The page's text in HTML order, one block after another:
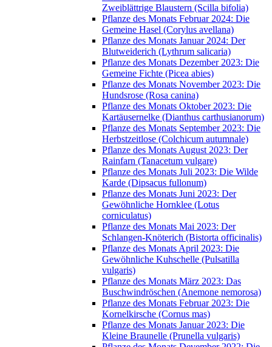
Zweiblättrige Blaustern (Scilla bifolia)
Pflanze des Monats Februar 2024: Die
Gemeine Hasel (Corylus avellana)
Pflanze des Monats Januar 2024: Der
Blutweiderich (Lythrum salicaria)
Pflanze des Monats Dezember 2023: Die
Gemeine Fichte (Picea abies)
Pflanze des Monats November 2023: Die
Hundsrose (Rosa canina)
Pflanze des Monats Oktober 2023: Die
Kartäusernelke (Dianthus carthusianorum)
Pflanze des Monats September 2023: Die
Herbstzeitlose (Colchicum autumnale)
Pflanze des Monats August 2023: Der
Rainfarn (Tanacetum vulgare)
Pflanze des Monats Juli 2023: Die Wilde
Karde (Dipsacus fullonum)
Pflanze des Monats Juni 2023: Der
Gewöhnliche Hornklee (Lotus
corniculatus)
Pflanze des Monats Mai 2023: Der
Schlangen-Knöterich (Bistorta officinalis)
Pflanze des Monats April 2023: Die
Gewöhnliche Kuhschelle (Pulsatilla
vulgaris)
Pflanze des Monats März 2023: Das
Buschwindröschen (Anemone nemorosa)
Pflanze des Monats Februar 2023: Die
Kornelkirsche (Cornus mas)
Pflanze des Monats Januar 2023: Die
Kleine Braunelle (Prunella vulgaris)